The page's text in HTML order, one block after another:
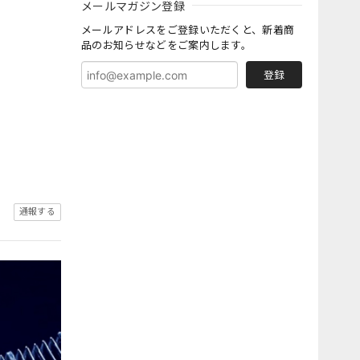
メールマガジン登録
メールアドレスをご登録いただくと、新着商
品のお知らせなどをご案内します。
登録
通報する